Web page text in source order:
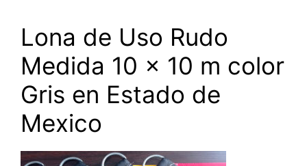
Lona de Uso Rudo
Medida 10 x 10 m color
Gris en Estado de
Mexico